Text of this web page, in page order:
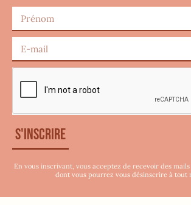
S'inscrire
En vous inscrivant, vous acceptez de recevoir des
dont vous pourrez vous désinscrire à tout